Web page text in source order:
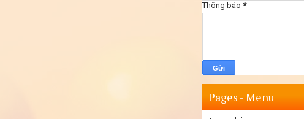
Thông báo *
Pages - Menu